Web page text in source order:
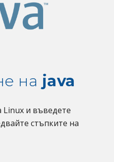
на java
и въведете
стъпките на